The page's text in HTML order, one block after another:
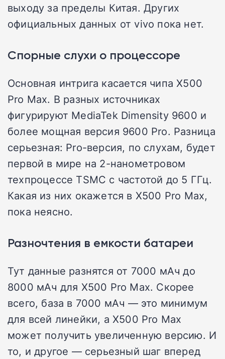
выходу за пределы Китая. Других
официальных данных от vivo пока нет.
Спорные слухи о процессоре
Основная интрига касается чипа X500
Pro Max. В разных источниках
фигурируют MediaTek Dimensity 9600 и
более мощная версия 9600 Pro. Разница
серьезная: Pro-версия, по слухам, будет
первой в мире на 2-нанометровом
техпроцессе TSMC с частотой до 5 ГГц.
Какая из них окажется в X500 Pro Max,
пока неясно.
Разночтения в емкости батареи
Тут данные разнятся от 7000 мАч до
8000 мАч для X500 Pro Max. Скорее
всего, база в 7000 мАч — это минимум
для всей линейки, а X500 Pro Max
может получить увеличенную версию. И
то, и другое — серьезный шаг вперед